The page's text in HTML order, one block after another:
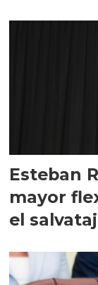
Esteban
mayor
el